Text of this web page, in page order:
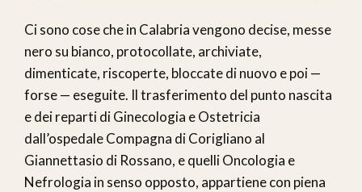
Ci sono cose che in Calabria vengono decise, messe
nero su bianco, protocollate, archiviate,
dimenticate, riscoperte, bloccate di nuovo e poi —
forse — eseguite. Il trasferimento del punto nascita
e dei reparti di Ginecologia e Ostetricia
dall’ospedale Compagna di Corigliano al
Giannettasio di Rossano, e quelli Oncologia e
Nefrologia in senso opposto, appartiene con piena